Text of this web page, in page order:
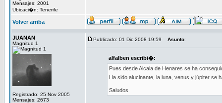
Mensajes: 2001
Ubicaci�n: Tenerife
Volver arriba
JUANAN
Magnitud 1
Registrado: 25 Nov 2005
Mensajes: 2673
Publicado: 01 Dic 2008 19:59 Asunto:
alfalben escribi�:
Pues desde Alcala de Henares se ha
Ha sido alucinante, la luna, venus y júpiter se
Saludos